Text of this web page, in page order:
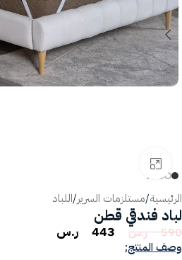
الرئيسية/مستلزمات السرير/اللباد
لباد فندقي قطن
590 ر.س 443 ر.س
وصف المنتج: